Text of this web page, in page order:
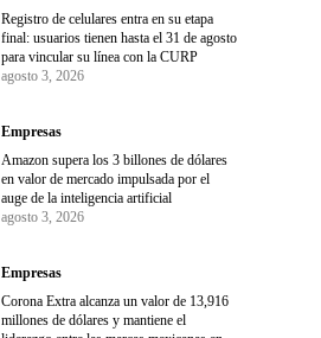
Registro de celulares entra en su etapa
final: usuarios tienen hasta el 31 de agosto
para vincular su línea con la CURP
agosto 3, 2026
Empresas
Amazon supera los 3 billones de dólares
en valor de mercado impulsada por el
auge de la inteligencia artificial
agosto 3, 2026
Empresas
Corona Extra alcanza un valor de 13,916
millones de dólares y mantiene el